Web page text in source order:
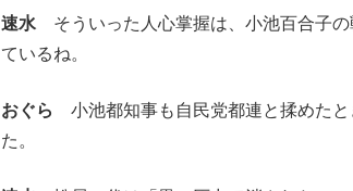
速水 そういった人心掌握は、小池百合子の
ているね。
おぐら
小池都知事も自民党都連と揉めた
た。